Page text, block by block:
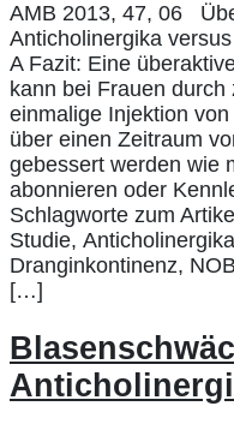
AMB 2013, 47, 06
Anticholinergika
A Fazit: Eine
kann bei Frauen
einmalige Injektion
über einen Zeitraum
gebessert werden
abonnieren oder
Schlagworte zum
Studie,
Dranginkontinenz,
[…]